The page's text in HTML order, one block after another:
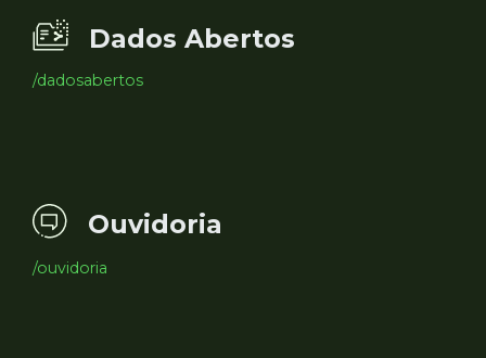
Dados Abertos
/dadosabertos
Ouvidoria
/ouvidoria